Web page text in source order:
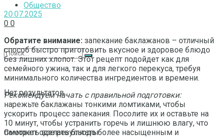
Общество
Нет результатов
Смотреть все результаты
20.07.2025
0 0
Обратите внимание: запекание баклажанов – отличный
способ быстро приготовить вкусное и здоровое блюдо
без лишних хлопот. Этот рецепт подойдет как для
семейного ужина, так и для легкого перекуса, требуя
минимального количества ингредиентов и времени.
Рекомендуем начать с правильной подготовки:
нарежьте баклажаны тонкими ломтиками, чтобы
ускорить процесс запекания. Посолите их и оставьте на
10 минут, чтобы устранить горечь и лишнюю влагу, что
поможет сделать блюдо более насыщенным и